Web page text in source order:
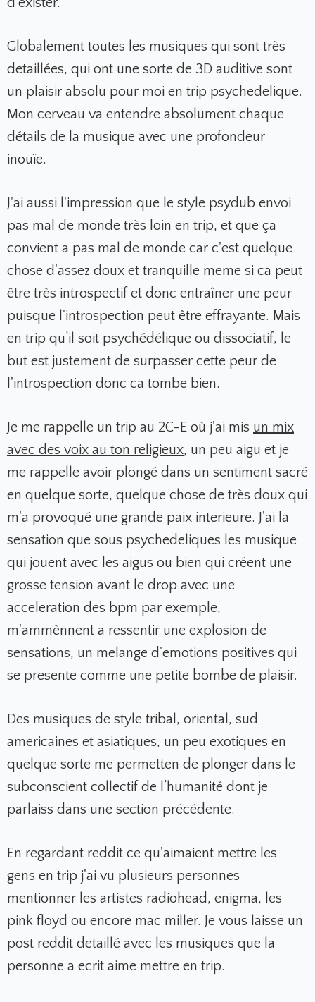
Globalement toutes les musiques qui sont très
detaillées, qui ont une sorte de 3D auditive sont
un plaisir absolu pour moi en trip psychedelique.
Mon cerveau va entendre absolument chaque
détails de la musique avec une profondeur
inouïe.
J'ai aussi l'impression que le style psydub envoi
pas mal de monde très loin en trip, et que ça
convient a pas mal de monde car c'est quelque
chose d'assez doux et tranquille meme si ca peut
être très introspectif et donc entraîner une peur
puisque l'introspection peut être effrayante. Mais
en trip qu’il soit psychédélique ou dissociatif, le
but est justement de surpasser cette peur de
l'introspection donc ca tombe bien.
Je me rappelle un trip au 2C-E où j'ai mis un mix
avec des voix au ton religieux, un peu aigu et je
me rappelle avoir plongé dans un sentiment sacré
en quelque sorte, quelque chose de très doux qui
m'a provoqué une grande paix interieure. J'ai la
sensation que sous psychedeliques les musique
qui jouent avec les aigus ou bien qui créent une
grosse tension avant le drop avec une
acceleration des bpm par exemple,
m'ammènnent a ressentir une explosion de
sensations, un melange d'emotions positives qui
se presente comme une petite bombe de plaisir.
Des musiques de style tribal, oriental, sud
americaines et asiatiques, un peu exotiques en
quelque sorte me permetten de plonger dans le
subconscient collectif de l’humanité dont je
parlaiss dans une section précédente.
En regardant reddit ce qu'aimaient mettre les
gens en trip j'ai vu plusieurs personnes
mentionner les artistes radiohead, enigma, les
pink floyd ou encore mac miller. Je vous laisse un
post reddit detaillé avec les musiques que la
personne a ecrit aime mettre en trip.